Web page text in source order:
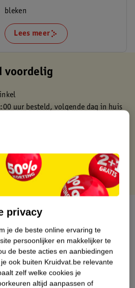
bleken
Lees meer
voordelig
uur besteld, volgende dag in huis
30 dagen
privacy
je de beste online ervaring te
persoonlijker en makkelijker te
de beste acties en aanbiedingen
ook buiten Kruidvat.be relevante
zelf welke cookies je
altijd aanpassen of